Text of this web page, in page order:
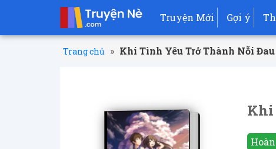
Truyện Mới Gợi ý
Trang chủ » Khi Tình Yêu Trở Thành Nỗi Đau
Khi